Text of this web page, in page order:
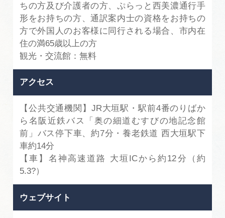
ちの方及び介護者の方、ぷらっと西美濃通行手
形をお持ちの方、通訳案内士の資格をお持ちの
方で外国人のお客様に同行される場合、市内在
住の満65歳以上の方
観光・交流館：無料
アクセス
【公共交通機関】JR大垣駅・駅前4番のりばか
ら名阪近鉄バス「奥の細道むすびの地記念館
前」バス停下車、約7分・養老鉄道 西大垣駅下
車約14分
【車】名神高速道路 大垣ICから約12分（約
5.3?）
ウェブサイト